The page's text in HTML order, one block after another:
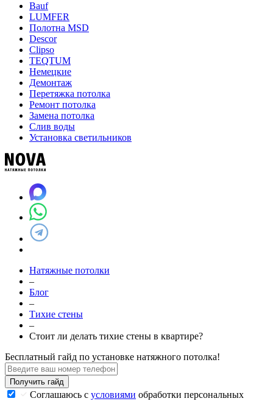
Bauf
LUMFER
Полотна MSD
Descor
Clipso
TEQTUM
Немецкие
Демонтаж
Перетяжка потолка
Ремонт потолка
Замена потолка
Слив воды
Установка светильников
Натяжные потолки
–
Блог
–
Тихие стены
–
Стоит ли делать тихие стены в квартире?
Бесплатный гайд по установке натяжного потолка!
Получить гайд
Соглашаюсь с условиями обработки персональных